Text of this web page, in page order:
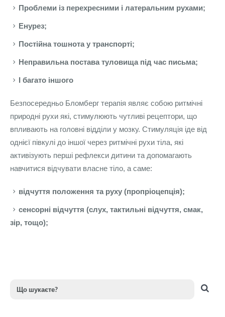
Проблеми із перехресними і латеральним рухами;
Енурез;
Постійна тошнота у транспорті;
Неправильна постава туловища під час письма;
І багато іншого
Безпосередньо Бломберг терапія являє собою ритмічні
природні рухи які, стимулюють чутливі рецептори, що
впливають на головні відділи у мозку. Стимуляція іде від
однієї півкулі до іншої через ритмічні рухи тіла, які
активізують перші рефлекси дитини та допомагають
навчитися відчувати власне тіло, а саме:
відчуття положення та руху (пропріоцепція);
сенсорні відчуття (слух, тактильні відчуття, смак,
зір, тощо);